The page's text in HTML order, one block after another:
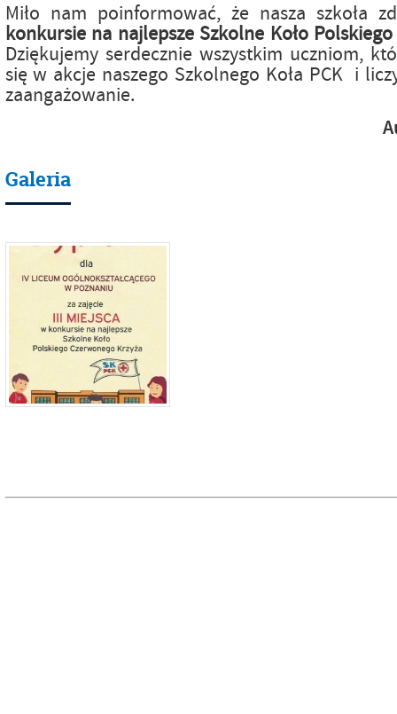
Miło nam poinformować, że nasza szkoła
konkursie na najlepsze Szkolne Koło
Dziękujemy serdecznie wszystkim uczniom,
się w akcje naszego Szkolnego Koła PCK i
zaangażowanie.
Galeria